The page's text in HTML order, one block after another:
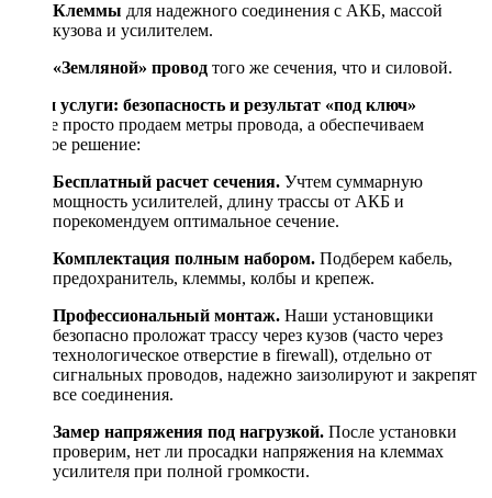
Клеммы для надежного соединения с АКБ, массой
кузова и усилителем.
«Земляной» провод того же сечения, что и силовой.
Наши услуги: безопасность и результат «под ключ»
Мы не просто продаем метры провода, а обеспечиваем
готовое решение:
Бесплатный расчет сечения. Учтем суммарную
мощность усилителей, длину трассы от АКБ и
порекомендуем оптимальное сечение.
Комплектация полным набором. Подберем кабель,
предохранитель, клеммы, колбы и крепеж.
Профессиональный монтаж. Наши установщики
безопасно проложат трассу через кузов (часто через
технологическое отверстие в firewall), отдельно от
сигнальных проводов, надежно заизолируют и закрепят
все соединения.
Замер напряжения под нагрузкой. После установки
проверим, нет ли просадки напряжения на клеммах
усилителя при полной громкости.